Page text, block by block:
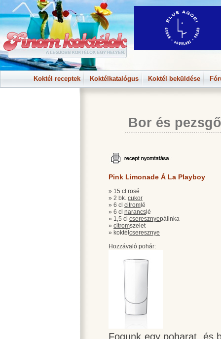
Koktél receptek Koktélkatalógus Koktél beküldése
Bor és
Pink Limonade Á La Playboy
» 15 cl rosé
» 2 bk. cukor
» 6 cl citrom lé
» 6 cl narancs lé
» 1,5 cl cseresznyepálinka
» citromszelet
» koktél cseresznye
Hozzávaló pohár:
Fogunk egy poharat, és